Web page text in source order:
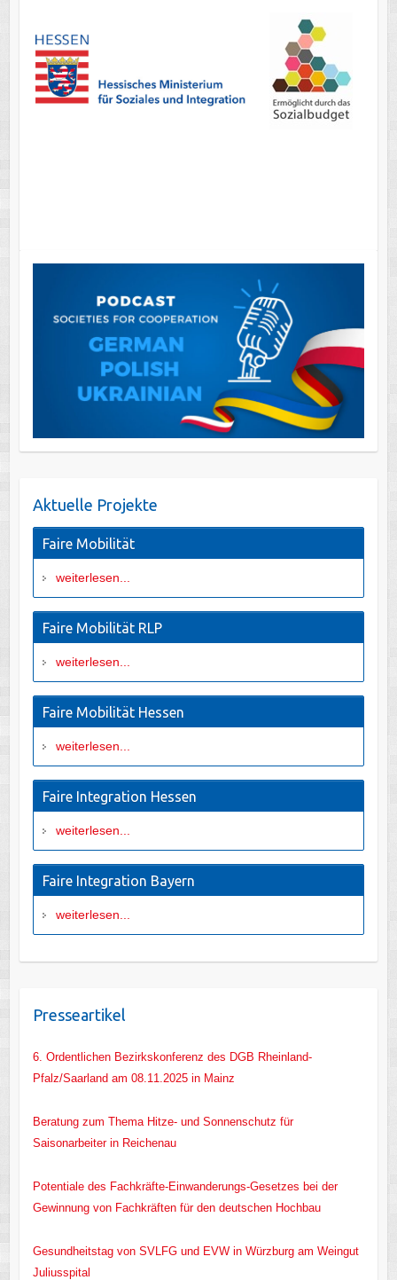
Aktuelle Projekte
Faire Mobilität
weiterlesen...
Faire Mobilität RLP
weiterlesen...
Faire Mobilität Hessen
weiterlesen...
Faire Integration Hessen
weiterlesen...
Faire Integration Bayern
weiterlesen...
Presseartikel
6. Ordentlichen Bezirkskonferenz des DGB Rheinland-
Pfalz/Saarland am 08.11.2025 in Mainz
Beratung zum Thema Hitze- und Sonnenschutz für
Saisonarbeiter in Reichenau
Potentiale des Fachkräfte-Einwanderungs-Gesetzes bei der
Gewinnung von Fachkräften für den deutschen Hochbau
Gesundheitstag von SVLFG und EVW in Würzburg am Weingut
Juliusspital